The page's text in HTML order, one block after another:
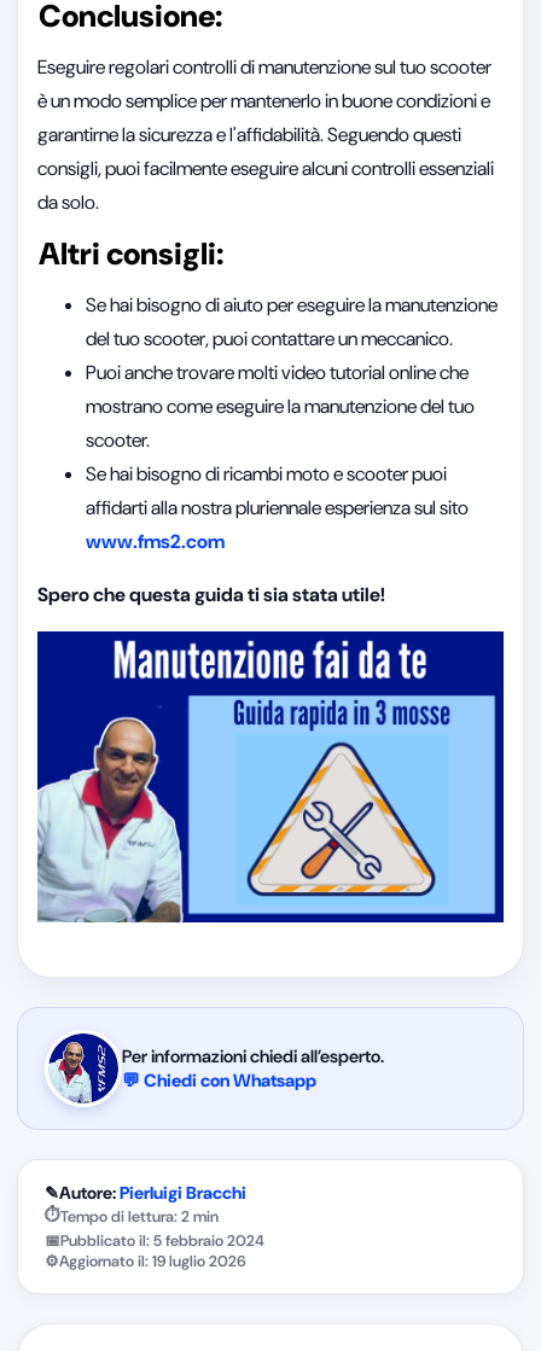
Conclusione:
Eseguire regolari controlli di manutenzione sul tuo scooter
è un modo semplice per mantenerlo in buone condizioni e
garantirne la sicurezza e l'affidabilità. Seguendo questi
consigli, puoi facilmente eseguire alcuni controlli essenziali
da solo.
Altri consigli:
Se hai bisogno di aiuto per eseguire la manutenzione
del tuo scooter, puoi contattare un meccanico.
Puoi anche trovare molti video tutorial online che
mostrano come eseguire la manutenzione del tuo
scooter.
Se hai bisogno di ricambi moto e scooter puoi
affidarti alla nostra pluriennale esperienza sul sito
www.fms2.com
Spero che questa guida ti sia stata utile!
Per informazioni chiedi all’esperto.
💬 Chiedi con Whatsapp
✎Autore:Pierluigi Bracchi
⏱Tempo di lettura: 2 min
📅Pubblicato il: 5 febbraio 2024
⚙Aggiornato il: 19 luglio 2026